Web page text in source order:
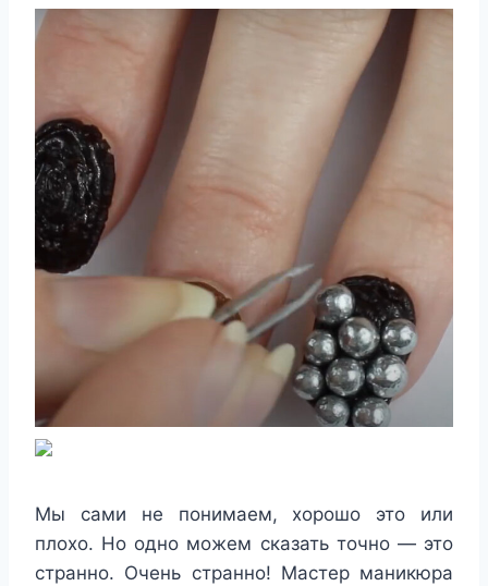
Мы сами не понимаем, хорошо это или
плохо. Но одно можем сказать точно — это
странно. Очень странно! Мастер маникюра